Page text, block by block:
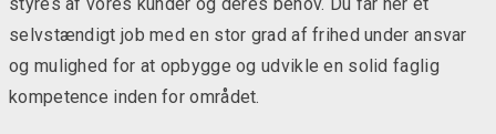
selvstændigt job med en stor grad af frihed under ansvar
og mulighed for at opbygge og udvikle en solid faglig
kompetence inden for området.